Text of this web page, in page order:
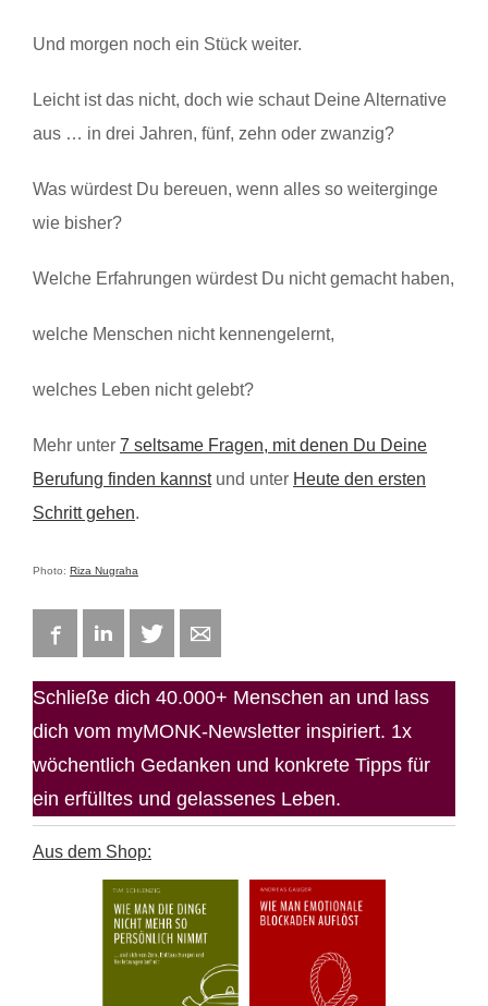
Und morgen noch ein Stück weiter.
Leicht ist das nicht, doch wie schaut Deine Alternative
aus … in drei Jahren, fünf, zehn oder zwanzig?
Was würdest Du bereuen, wenn alles so weiterginge
wie bisher?
Welche Erfahrungen würdest Du nicht gemacht haben,
welche Menschen nicht kennengelernt,
welches Leben nicht gelebt?
Mehr unter 7 seltsame Fragen, mit denen Du Deine
Berufung finden kannstund unter Heute den ersten
Schritt gehen.
Photo: Riza Nugraha
FacebookLinkedIn Twitter
Schließe dich 40.000+ Menschen an und lass
dich vom myMONK-Newsletter inspiriert. 1x
wöchentlich Gedanken und konkrete Tipps für
ein erfülltes und gelassenes Leben.
Aus dem Shop: